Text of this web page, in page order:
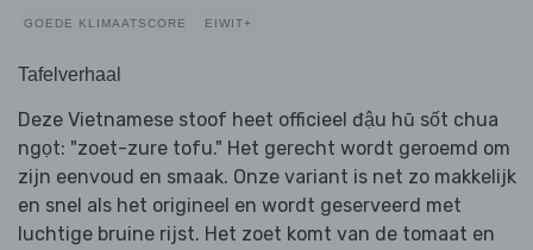
GOEDE KLIMAATSCORE EIWIT+
Tafelverhaal
Deze Vietnamese stoof heet officieel đậu hũ sốt chua
ngọt: "zoet-zure tofu." Het gerecht wordt geroemd om
zijn eenvoud en smaak. Onze variant is net zo makkelijk
en snel als het origineel en wordt geserveerd met
luchtige bruine rijst. Het zoet komt van de tomaat en